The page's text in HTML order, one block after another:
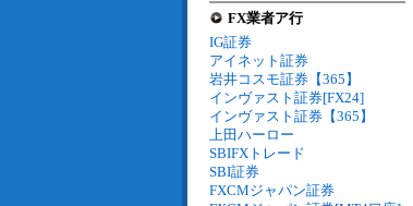
FX業者ア行
IG証券
アイネット証券
岩井コスモ証券【365】
インヴァスト証券[FX24]
インヴァスト証券【365】
上田ハーロー
SBIFXトレード
SBI証券
FXCMジャパン証券